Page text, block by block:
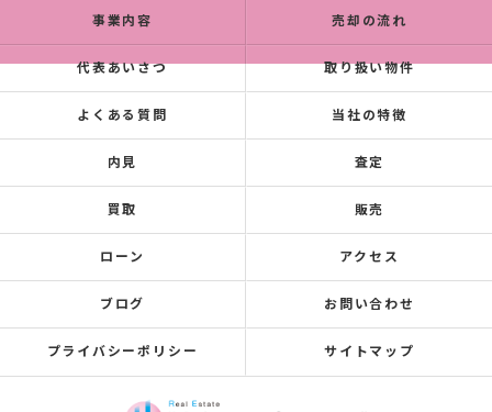
事業内容 売却の流れ
代表あいさつ 取り扱い物件
よくある質問 当社の特徴
内見 査定
買取 販売
ローン アクセス
ブログ お問い合わせ
プライバシーポリシー サイトマップ